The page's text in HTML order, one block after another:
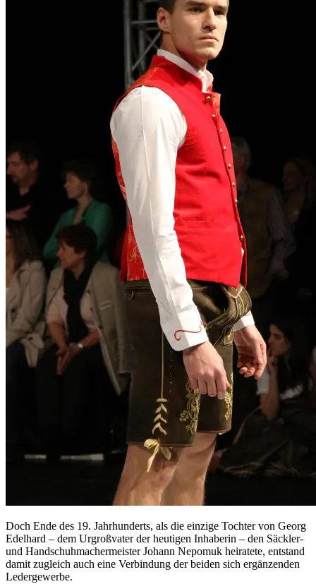
Doch Ende des 19. Jahrhunderts, als die einzige Tochter von Georg
Edelhard – dem Urgroßvater der heutigen Inhaberin – den Säckler-
und Handschuhmachermeister Johann Nepomuk heiratete, entstand
damit zugleich auch eine Verbindung der beiden sich ergänzenden
Ledergewerbe.